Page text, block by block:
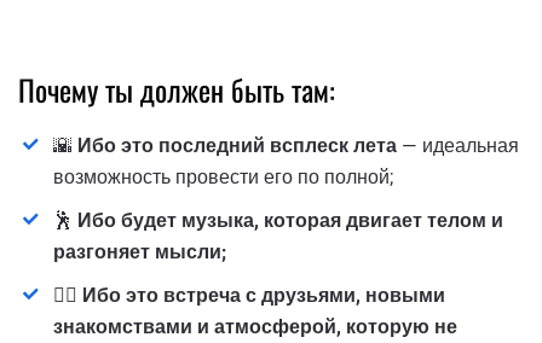
Почему ты должен быть там:
🌇 Ибо это последний всплеск лета — идеальная
возможность провести его по полной;
🕺 Ибо будет музыка, которая двигает телом и
разгоняет мысли;
👯‍♀️ Ибо это встреча с друзьями, новыми
знакомствами и атмосферой, которую не